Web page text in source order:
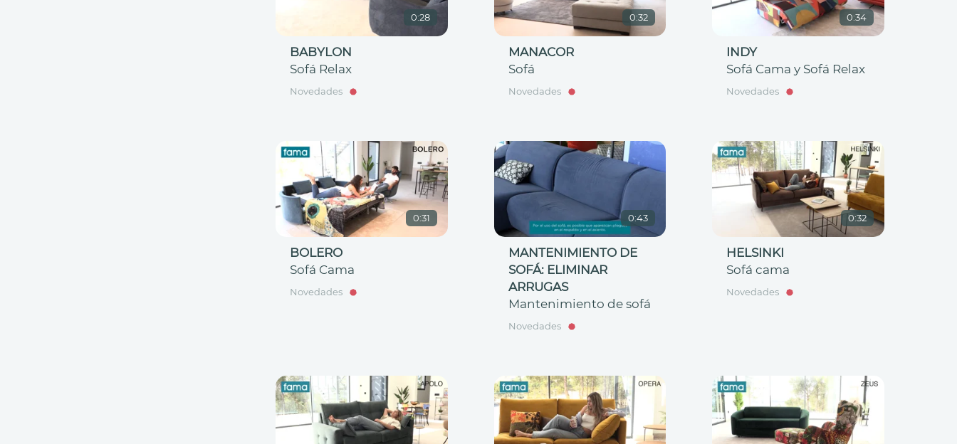
0:28
BABYLON
Sofá Relax
Novedades
0:32
MANACOR
Sofá
Novedades
0:34
INDY
Sofá Cama y Sofá Relax
Novedades
0:31
BOLERO
Sofá Cama
Novedades
0:43
MANTENIMIENTO DE
SOFÁ: ELIMINAR
ARRUGAS
Mantenimiento de sofá
Novedades
0:32
HELSINKI
Sofá cama
Novedades